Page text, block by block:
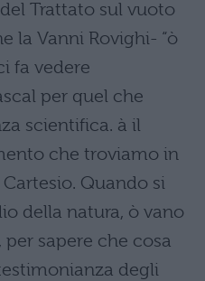
Trattato sul vuoto
la Vanni Rovighi- “ò
fa vedere
per quel che
scientifica. à il
che troviamo in
Quando si
della natura, ò vano
sapere che cosa
degli